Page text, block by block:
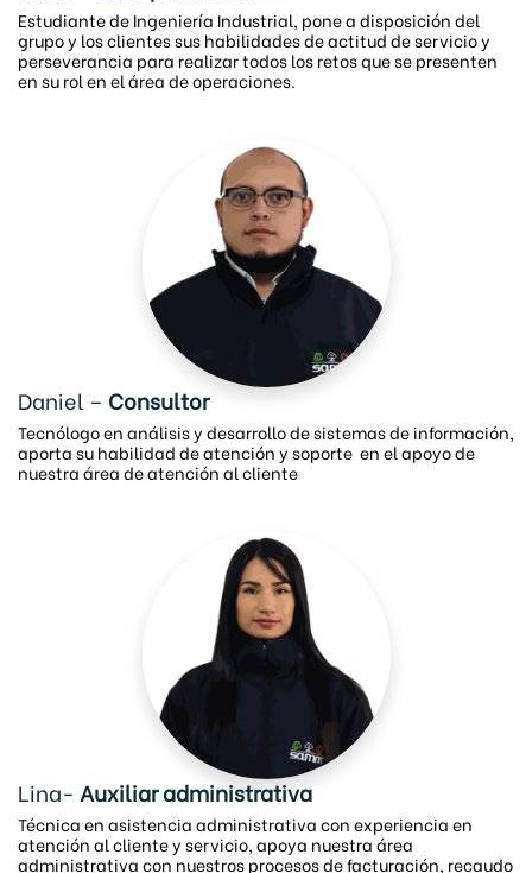
Estudiante de Ingeniería Industrial, pone a disposición del
grupo y los clientes sus habilidades de actitud de servicio y
perseverancia para realizar todos los retos que se presenten
en su rol en el área de operaciones.
Daniel – Consultor
Tecnólogo en análisis y desarrollo de sistemas de información,
aporta su habilidad de atención y soporte en el apoyo de
nuestra área de atención al cliente
Lina- Auxiliar administrativa
Técnica en asistencia administrativa con experiencia en
atención al cliente y servicio, apoya nuestra área
administrativa con nuestros procesos de facturación, recaudo